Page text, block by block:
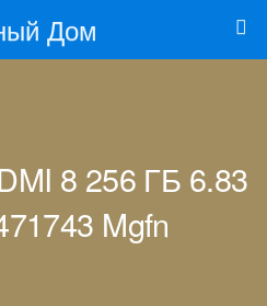
Дом
8 256 ГБ 6.83
Mgfn